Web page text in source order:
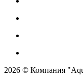
2026 © Компания